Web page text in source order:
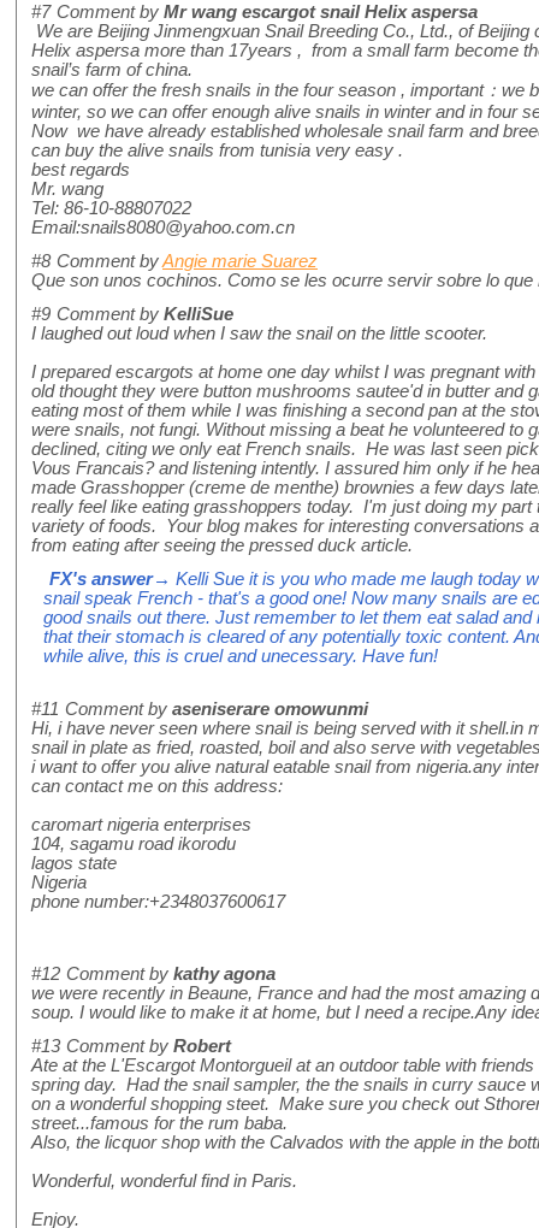
#7 Comment by Mr wang escargot snail Helix aspersa
We are Beijing Jinmengxuan Snail Breeding Co., Ltd., of
Helix aspersa more than 17years , from a small farm become
snail’s farm of china.
we can offer the fresh snails in the four season , important：we
winter, so we can offer enough alive snails in winter and in four
Now we have already established wholesale snail farm and
can buy the alive snails from tunisia very easy .
best regards
Mr. wang
Tel: 86-10-88807022
Email:snails8080@yahoo.com.cn
#8 Comment byAngie marie Suarez
Que son unos cochinos. Como se les ocurre servir sobre lo que
#9 Comment by KelliSue
I laughed out loud when I saw the snail on the little scooter.
I prepared escargots at home one day whilst I was pregnant
old thought they were button mushrooms sautee'd in butter and
eating most of them while I was finishing a second pan at the
were snails, not fungi. Without missing a beat he volunteered to
declined, citing we only eat French snails. He was last seen
Vous Francais? and listening intently. I assured him only if he
made Grasshopper (creme de menthe) brownies a few days
really feel like eating grasshoppers today. I'm just doing my part
variety of foods. Your blog makes for interesting conversations
from eating after seeing the pressed duck article.
FX's answer→ Kelli Sue it is you who made me laugh today
snail speak French - that's a good one! Now many snails are
good snails out there. Just remember to let them eat salad
that their stomach is cleared of any potentially toxic content.
while alive, this is cruel and unecessary. Have fun!
#11 Comment by aseniserare omowunmi
Hi, i have never seen where snail is being served with it shell.in
snail in plate as fried, roasted, boil and also serve with
i want to offer you alive natural eatable snail from nigeria.any
can contact me on this address:
caromart nigeria enterprises
104, sagamu road ikorodu
lagos state
Nigeria
phone number:+2348037600617
#12 Comment by kathy agona
we were recently in Beaune, France and had the most amazing
soup. I would like to make it at home, but I need a recipe.Any
#13 Comment by Robert
Ate at the L'Escargot Montorgueil at an outdoor table with
spring day. Had the snail sampler, the the snails in curry sauce
on a wonderful shopping steet. Make sure you check out
street...famous for the rum baba.
Also, the licquor shop with the Calvados with the apple in the
Wonderful, wonderful find in Paris.
Enjoy.